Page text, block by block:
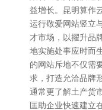
益增长。昆明算作
运行敬爱网站竖立
才市场，以擢升品
地实施处事应时而
的网站斥地不仅需
求，打造允洽品牌
通常更了解土产货
匡助企业快速建立